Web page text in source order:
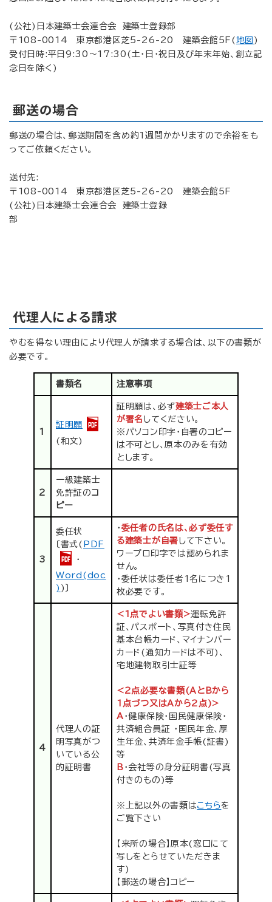
(公社)日本建築士会連合会 建築士登録部
〒108-0014 東京都港区芝5-26-20 建築会館5F( 地図 )
受付日時:平日9:30～17:30(土・日・祝日及び年末年始、創立記
念日を除く)
郵送の場合
郵送の場合は、郵送期間を含め約1週間かかりますので余裕をも
ってご依頼ください。
送付先:
〒108-0014 東京都港区芝5-26-20 建築会館5F
(公社)日本建築士会連合会 建築士登録
部
代理人による請求
やむを得ない理由により代理人が請求する場合は、以下の書類が
必要です。
書類名 注意事項
1
証明願
(和文)
証明願は、必ず建築士ご本人
が署名 してください。
※パソコン印字・自署のコピー
は不可とし、原本のみを有効
とします。
2
一級建築士
免許証のコ
ピー
3
委任状
〔書式( PDF
・
Word(doc
) )〕
・ 委任者の氏名は、必ず委任す
る建築士が自署 して下さい。
ワープロ印字では認められま
せん。
・委任状は委任者1名につき1
枚必要です。
4
代理人の証
明写真がつ
いている公
的証明書
<1点でよい書類>運転免許
証、パスポート、写真付き住民
基本台帳カード、マイナンバー
カード(通知カードは不可)、
宅地建物取引士証等
<2点必要な書類(AとBから
1点づつ又はAから2点)>
A ・健康保険・国民健康保険・
共済組合員証 ・国民年金、厚
生年金、共済年金手帳(証書)
等
B ・会社等の身分証明書(写真
付きのもの)等
※上記以外の書類はこちらを
ご覧下さい
【来所の場合】原本(窓口にて
写しをとらせていただきま
す)
【郵送の場合】コピー